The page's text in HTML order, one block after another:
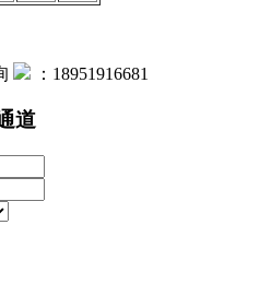
： 18951916681
道